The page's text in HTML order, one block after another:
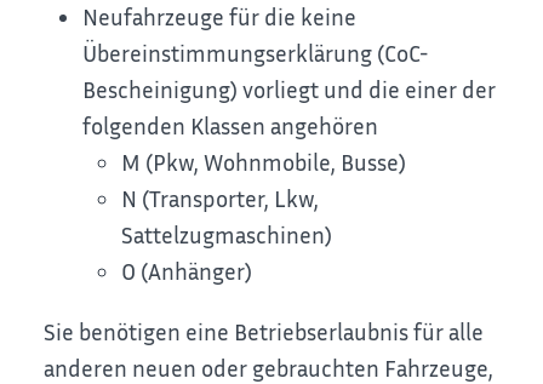
Neufahrzeuge für die keine
Übereinstimmungserklärung (CoC-
Bescheinigung) vorliegt und die einer der
folgenden Klassen angehören
M (Pkw, Wohnmobile, Busse)
N (Transporter, Lkw,
Sattelzugmaschinen)
O (Anhänger)
Sie benötigen eine Betriebserlaubnis für alle
anderen neuen oder gebrauchten Fahrzeuge,